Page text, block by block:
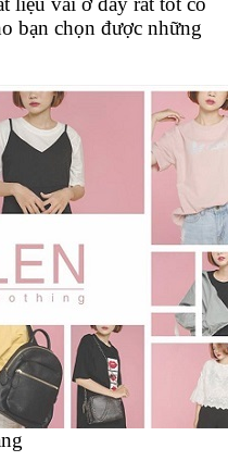
bạn chọn được những